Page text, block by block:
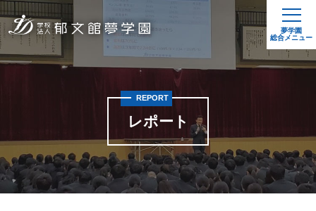
夢学園
総合メニュー
レポート
REPORT